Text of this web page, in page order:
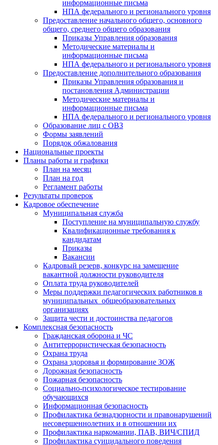
информационные письма
НПА федерального и регионального уровня
Предоставление начального общего, основного
общего, среднего общего образования
Приказы Управления образования
Методические материалы и
информационные письма
НПА федерального и регионального уровня
Предоставление дополнительного образования
Приказы Управления образования и
постановления Администрации
Методические материалы и
информационные письма
НПА федерального и регионального уровня
Образование лиц с ОВЗ
Формы заявлений
Порядок обжалования
Национальные проекты
Планы работы и графики
План на месяц
План на год
Регламент работы
Результаты проверок
Кадровое обеспечение
Муниципальная служба
Поступление на муниципальную службу
Квалификационные требования к
кандидатам
Приказы
Вакансии
Кадровый резерв, конкурс на замещение
вакантной должности руководителя
Оплата труда руководителей
Меры поддержки педагогических работников в
муниципальных общеобразовательных
организациях
Защита чести и достоинства педагогов
Комплексная безопасность
Гражданская оборона и ЧС
Антитеррористическая безопасность
Охрана труда
Охрана здоровья и формирование ЗОЖ
Дорожная безопасность
Пожарная безопасность
Социально-психологическое тестирование
обучающихся
Информационная безопасность
Профилактика безнадзорности и правонарушений
несовершеннолетних и в отношении их
Профилактика наркомании, ПАВ, ВИЧ/СПИД
Профилактика суицидального поведения